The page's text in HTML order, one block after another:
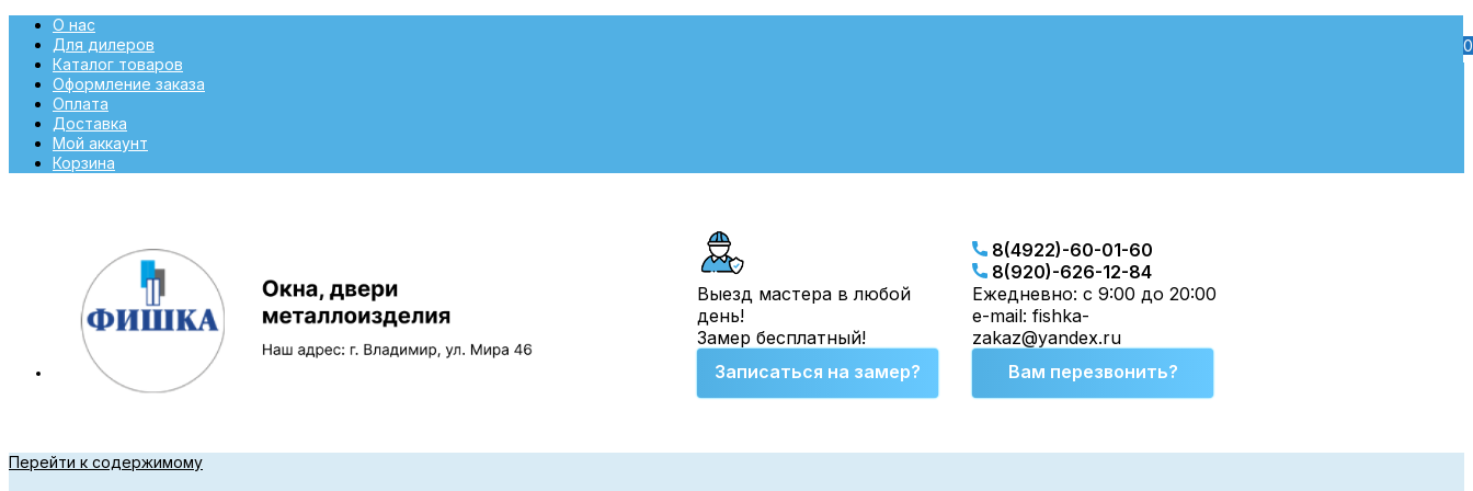
О нас
Для дилеров
Каталог товаров
Оформление заказа
Оплата
Доставка
Мой аккаунт
Корзина
Выезд мастера в любой
день!
Замер бесплатный!
Записаться на замер?
8(4922)-60-01-60
8(920)-626-12-84
Ежедневно: с 9:00 до 20:00
e-mail: fishka-
zakaz@yandex.ru
Вам перезвонить?
Перейти к содержимому
0